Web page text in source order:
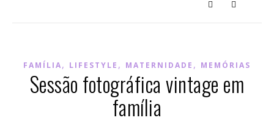
FAMÍLIA, LIFESTYLE , MATERNIDADE , MEMÓRIAS
Sessão fotográfica vintage em
família